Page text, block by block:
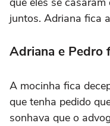
juntos. Adriana fica
Adriana e Pedro
A mocinha fica
que tenha pedido
sonhava que o